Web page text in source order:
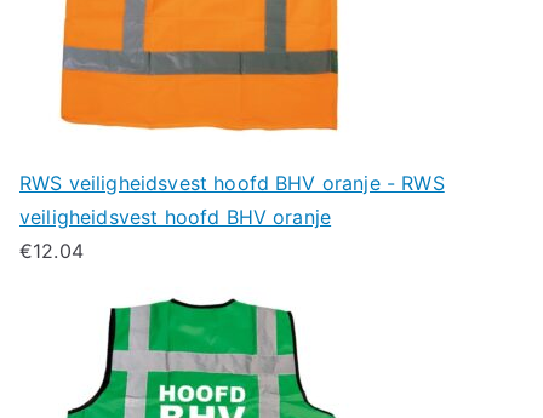
RWS veiligheidsvest hoofd BHV oranje - RWS
veiligheidsvest hoofd BHV oranje
€12.04